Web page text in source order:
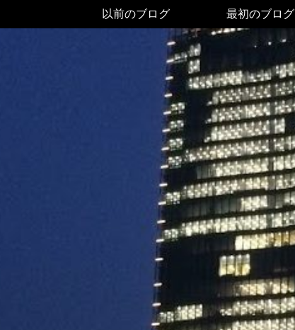
以前のブログ 最初のブログ